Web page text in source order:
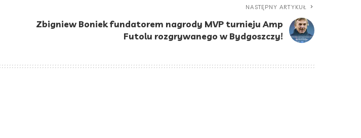
NASTĘPNY ARTYKUŁ
Zbigniew Boniek fundatorem nagrody MVP turnieju Amp
Futolu rozgrywanego w Bydgoszczy!